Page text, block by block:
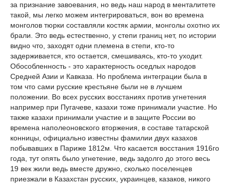
за признание завоевания, но ведь наш народ в менталитете
такой, мы легко можем интегрироваться, вон во времена
монголов тюрки составляли костяк армии, монголы охотно их
брали. Это ведь естественно, у степи границ нет, по истории
видно что, заходят одни племена в степи, кто-то
задерживается, кто остается, смешиваясь, кто-то уходит.
Обособленность - это характерность оседлых народов
Средней Азии и Кавказа. Но проблема интеграции была в
том что сами русские крестьяне были не в лучшем
положении. Во всех русских восстаниях против угнетения
например при Пугачеве, казахи тоже принимали участие. Но
также казахи принимали участие и в защите России во
времена наполеоновского вторжения, в составе татарской
конницы, официально известны фамилии двух казахов
побывавших в Париже 1812м. Что касается восстания 1916го
года, тут опять было угнетение, ведь задолго до этого весь
19 век жили ведь вместе дружно, сколько поселенцев
приезжали в Казахстан русских, украинцев, казаков, никого